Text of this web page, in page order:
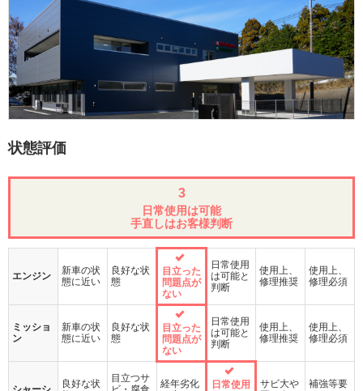
状態評価
3
日常使用は可能
手直しはお客様判断
エンジン
新車の状
態に近い
良好な状
態
目立った
問題点が
ない
日常使用
は可能と
判断
使用上、
修理推奨
使用上、
修理必須
ミッショ
ン
新車の状
態に近い
良好な状
態
目立った
問題点が
ない
日常使用
は可能と
判断
使用上、
修理推奨
使用上、
修理必須
良好な状
目立つサ
経年劣化
日常使用
サビ大や
補強等要